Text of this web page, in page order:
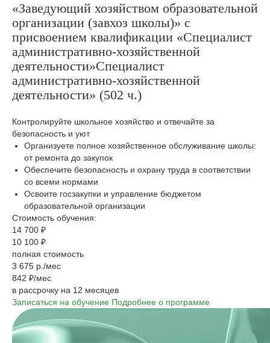
«Заведующий хозяйством образовательной
организации (завхоз школы)» с
присвоением квалификации «Специалист
административно-хозяйственной
деятельности»Специалист
административно-хозяйственной
деятельности» (502 ч.)
Контролируйте школьное хозяйство и отвечайте за
безопасность и уют
Организуете полное хозяйственное обслуживание школы:
от ремонта до закупок
Обеспечите безопасность и охрану труда в соответствии
со всеми нормами
Освоите госзакупки и управление бюджетом
образовательной организации
Стоимость обучения:
14 700 ₽
10 100 ₽
полная стоимость
3 675 р./мес
842 ₽/мес
в рассрочку на 12 месяцев
Записаться на обучение Подробнее о программе